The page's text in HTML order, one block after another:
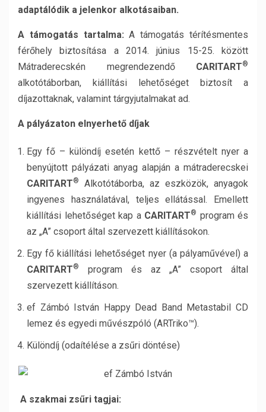
adaptálódik a jelenkor alkotásaiban.
A támogatás tartalma:A támogatás térítésmentes
férőhely biztosítása a 2014. június 15-25. között
Mátraderecskén megrendezendő CARITART®
alkotótáborban, kiállítási lehetőséget biztosít a
díjazottaknak, valamint tárgyjutalmakat ad.
A pályázaton elnyerhető díjak
Egy fő – különdíj esetén kettő – részvételt nyer a
benyújtott pályázati anyag alapján a mátraderecskei
CARITART®
Alkotótáborba, az eszközök, anyagok
ingyenes használatával, teljes ellátással. Emellett
kiállítási lehetőséget kap a CARITART® program és
az „A” csoport által szervezett kiállításokon.
Egy fő kiállítási lehetőséget nyer (a pályaművével) a
CARITART®
program és az „A” csoport által
szervezett kiállításon.
ef Zámbó István Happy Dead Band Metastabil CD
lemez és egyedi művészpóló (ARTriko™).
Különdíj (odaítélése a zsűri döntése)
A szakmai zsűri tagjai: